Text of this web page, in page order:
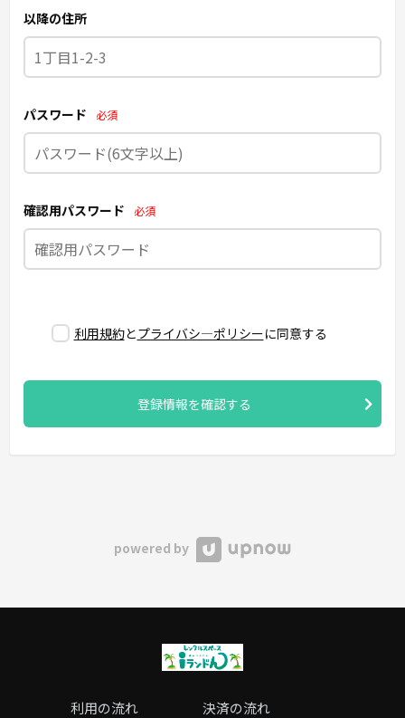
以降の住所
パスワード 必須
確認用パスワード 必須
利用規約とプライバシ―ポリシーに同意する
登録情報を確認する
powered by
利用の流れ 決済の流れ